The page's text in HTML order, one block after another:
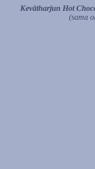
Kevätharjun Hot
(sama